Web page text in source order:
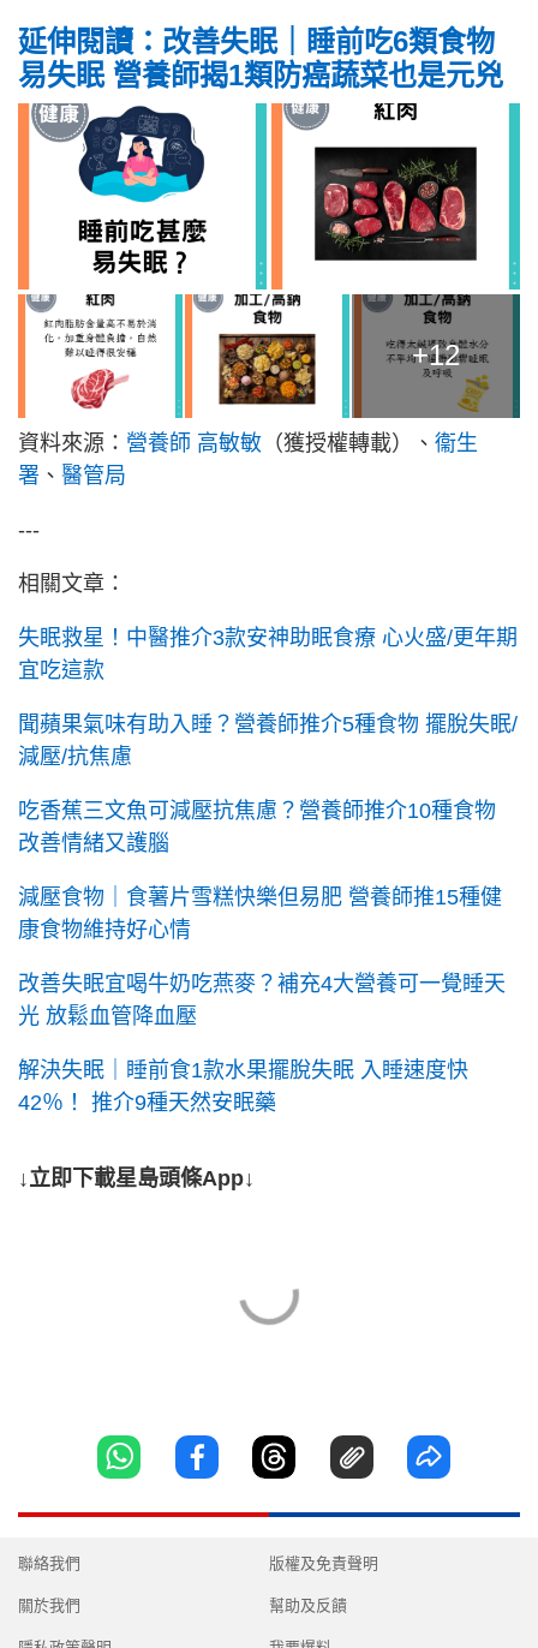
延伸閱讀： 改善失眠｜睡前吃6類食物
易失眠 營養師揭1類防癌蔬菜也是元兇
+12
資料來源： 營養師 高敏敏 （獲授權轉載）、 衞生
署 、 醫管局
---
相關文章：
失眠救星！中醫推介3款安神助眠食療 心火盛/更年期
宜吃這款
聞蘋果氣味有助入睡？營養師推介5種食物 擺脫失眠/
減壓/抗焦慮
吃香蕉三文魚可減壓抗焦慮？營養師推介10種食物
改善情緒又護腦
減壓食物｜食薯片雪糕快樂但易肥 營養師推15種健
康食物維持好心情
改善失眠宜喝牛奶吃燕麥？補充4大營養可一覺睡天
光 放鬆血管降血壓
解決失眠｜睡前食1款水果擺脫失眠 入睡速度快
42％！ 推介9種天然安眠藥
↓立即下載星島頭條App↓
聯絡我們
關於我們
版權及免責聲明
幫助及反饋